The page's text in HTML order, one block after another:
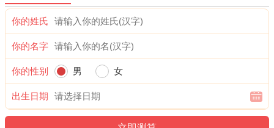
福神：西南 月支：未土 年太岁：文哲
九星：一白太乙水星(吉) 二十八宿：西方参宿参水猿(吉)
喜神：西北 月令：乙未 日禄：申命互禄 甲命进禄
阴贵神：东北 物候：蟋蟀居壁 犯太岁：马,鼠,牛,兔
十二值日：危执位 — 吉：：俗称“小黄道日”。吉。依古籍观
点，此日万事皆凶。此为对“危”字的误解所致，危，本
为“高”意，高则有险，故有“危险”之说。然而，“高”乃出人头
你的姓氏
你的名字
你的性别 男 女
出生日期